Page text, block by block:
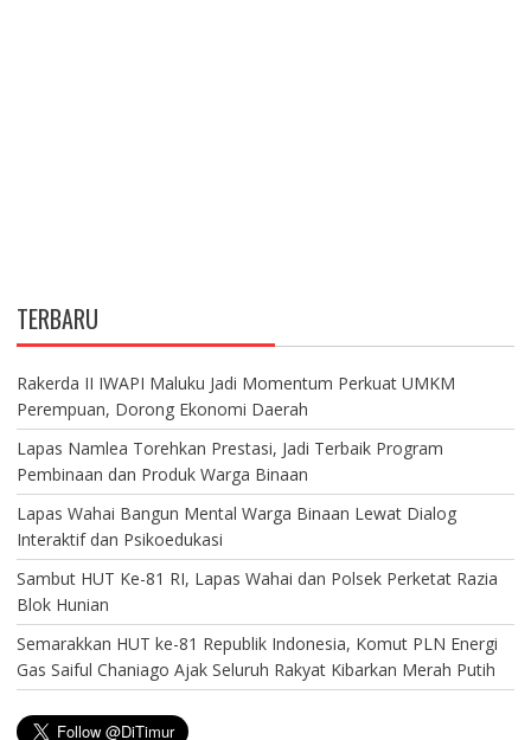
TERBARU
Rakerda II IWAPI Maluku Jadi Momentum Perkuat UMKM
Perempuan, Dorong Ekonomi Daerah
Lapas Namlea Torehkan Prestasi, Jadi Terbaik Program
Pembinaan dan Produk Warga Binaan
Lapas Wahai Bangun Mental Warga Binaan Lewat Dialog
Interaktif dan Psikoedukasi
Sambut HUT Ke-81 RI, Lapas Wahai dan Polsek Perketat Razia
Blok Hunian
Semarakkan HUT ke-81 Republik Indonesia, Komut PLN Energi
Gas Saiful Chaniago Ajak Seluruh Rakyat Kibarkan Merah Putih